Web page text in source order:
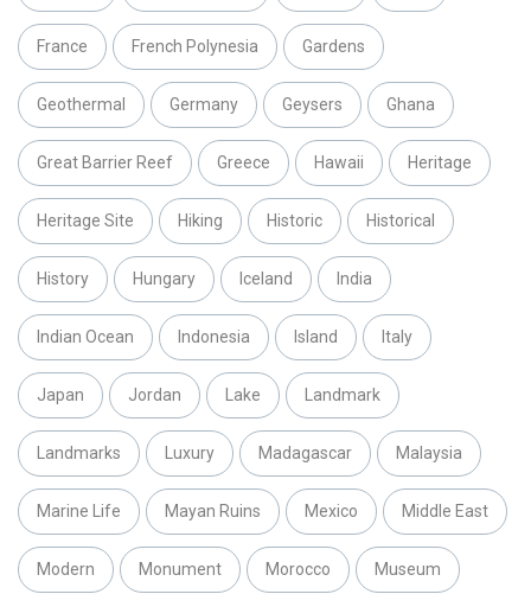
France French Polynesia Gardens
Geothermal Germany Geysers Ghana
Great Barrier Reef Greece Hawaii Heritage
Heritage Site Hiking Historic Historical
History Hungary Iceland India
Indian Ocean Indonesia Island Italy
Japan Jordan Lake Landmark
Landmarks Luxury Madagascar Malaysia
Marine Life Mayan Ruins Mexico Middle East
Modern Monument Morocco Museum